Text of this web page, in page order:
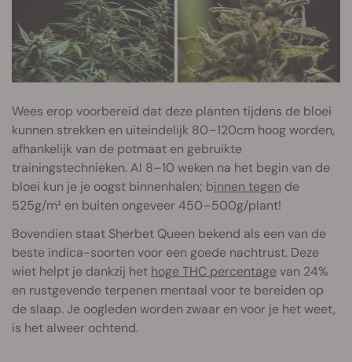
Wees erop voorbereid dat deze planten tijdens de bloei
kunnen strekken en uiteindelijk 80–120cm hoog worden,
afhankelijk van de potmaat en gebruikte
trainingstechnieken. Al 8–10 weken na het begin van de
bloei kun je je oogst binnenhalen; binnen tegen de
525g/m² en buiten ongeveer 450–500g/plant!
Bovendien staat Sherbet Queen bekend als een van de
beste indica-soorten voor een goede nachtrust. Deze
wiet helpt je dankzij het hoge THC percentagevan 24%
en rustgevende terpenen mentaal voor te bereiden op
de slaap. Je oogleden worden zwaar en voor je het weet,
is het alweer ochtend.